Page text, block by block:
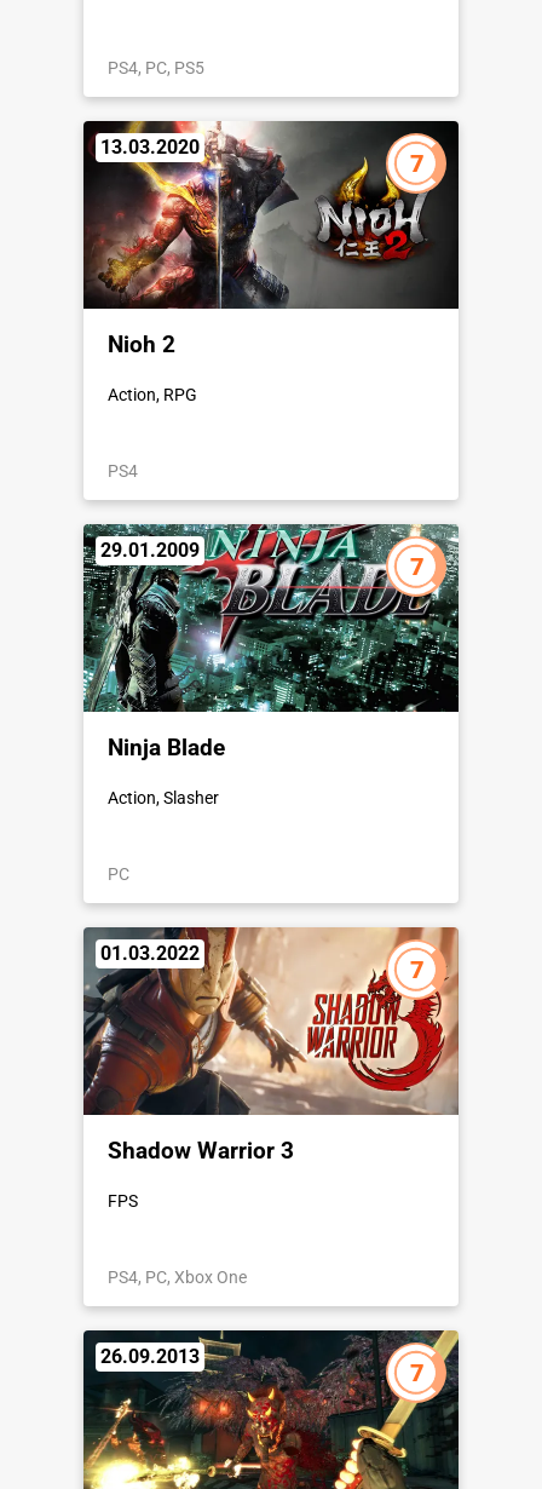
PS4, PC, PS5
13.03.2020
7
Nioh 2
Action, RPG
PS4
29.01.2009
7
Ninja Blade
Action, Slasher
PC
01.03.2022
7
Shadow Warrior 3
FPS
PS4, PC, Xbox One
26.09.2013
7